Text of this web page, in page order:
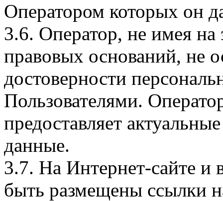
Оператором которых он
3.6. Оператор, не имея
правовых оснований, не
достоверности
Пользователями.
предоставляет
данные.
3.7. На Интернет-сайте
быть размещены ссылки